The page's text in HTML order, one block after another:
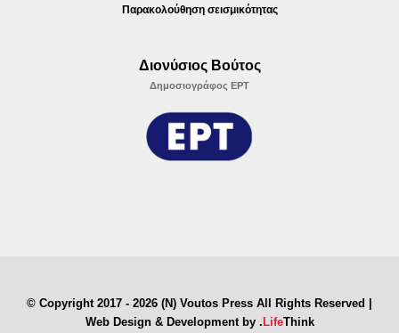
Παρακολούθηση σεισμικότητας
Διονύσιος Βούτος
Δημοσιογράφος ΕΡΤ
© Copyright 2017 - 2026 (N) Voutos Press All Rights Reserved |
Web Design & Development by . LifeThink